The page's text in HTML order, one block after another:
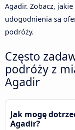
Agadir. Zobacz,
udogodnienia są
podróży.
Często
podróży z
Agadir
Jak mogę
Agadir?